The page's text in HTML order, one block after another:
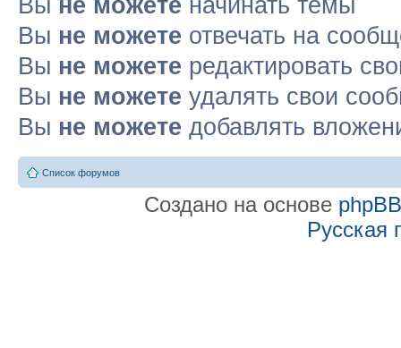
Вы не можете отвечать на
Вы не можете редактировать
Вы не можете удалять свои
Вы не можете добавлять
Список форумов
Создано на основе phpBB
Русская